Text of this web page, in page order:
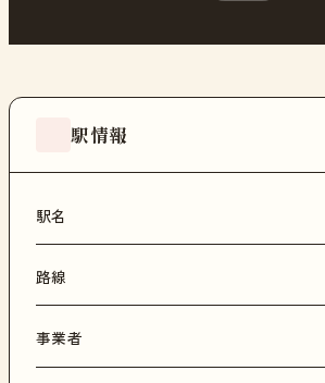
駅情報
駅名
路線
事業者